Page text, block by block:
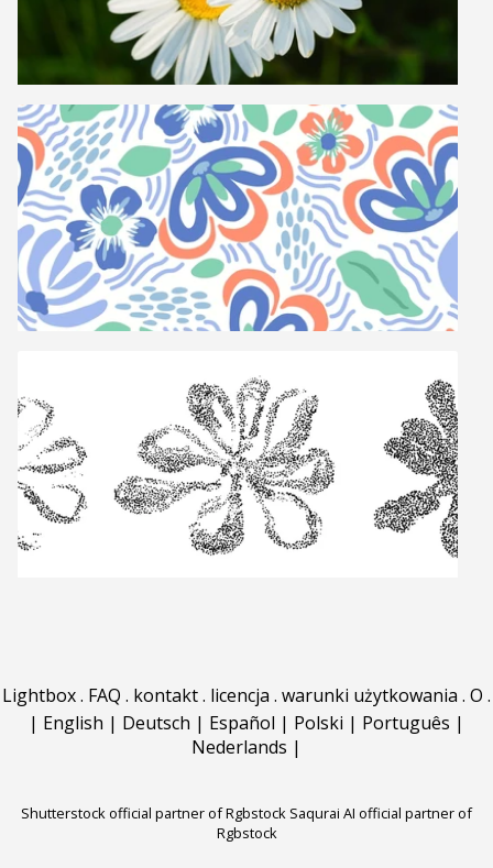
Lightbox. FAQ . kontakt. licencja . warunki użytkowania . O .
| English | Deutsch | Español | Polski | Português |
Nederlands |
Shutterstock official partner of Rgbstock Saqurai AI official partner of
Rgbstock